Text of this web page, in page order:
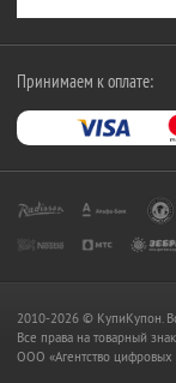
Принимаем к оплате:
2010-2026 © КупиКупон.
Все права на товарный
OOO «Агентство